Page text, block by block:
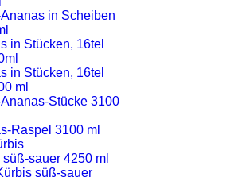
in Scheiben
in Stücken, 16tel
in Stücken, 16tel
ml
Stücke 3100
Raspel 3100 ml
süß-sauer 4250 ml
süß-sauer